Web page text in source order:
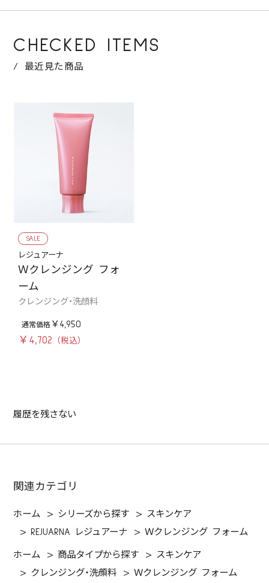
CHECKED ITEMS
最近見た商品
SALE
レジュアーナ
Ｗクレンジング フォ
ーム
クレンジング・洗顔料
￥4,950
￥4,702
履歴を残さない
関連カテゴリ
ホーム > シリーズから探す > スキンケア
>
REJUARNA レジュアーナ > Ｗクレンジング フォーム
ホーム > 商品タイプから探す >
スキンケア
>
クレンジング・洗顔料 > Ｗクレンジング フォーム